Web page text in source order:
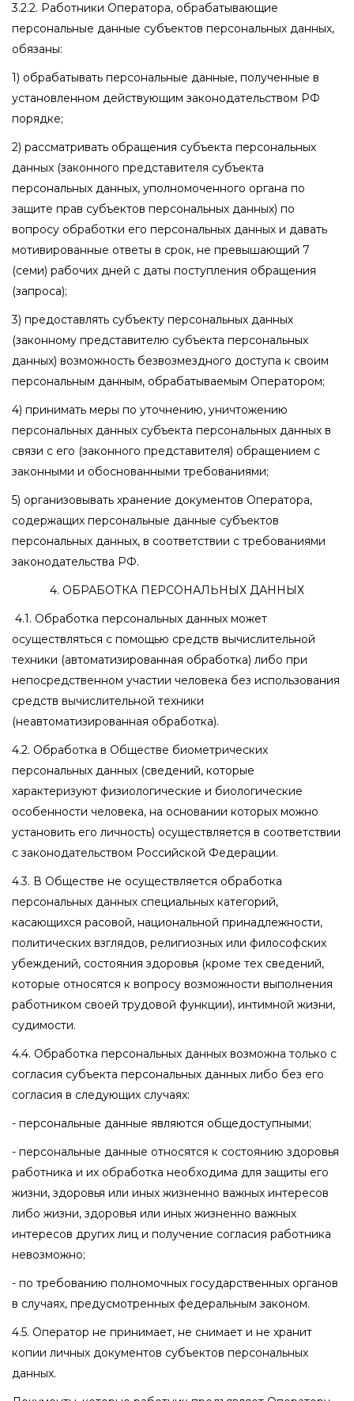
3.2.2. Работники Оператора, обрабатывающие
персональные данные субъектов персональных данных,
обязаны:
1) обрабатывать персональные данные, полученные в
установленном действующим законодательством РФ
порядке;
2) рассматривать обращения субъекта персональных
данных (законного представителя субъекта
персональных данных, уполномоченного органа по
защите прав субъектов персональных данных) по
вопросу обработки его персональных данных и давать
мотивированные ответы в срок, не превышающий 7
(семи) рабочих дней с даты поступления обращения
(запроса);
3) предоставлять субъекту персональных данных
(законному представителю субъекта персональных
данных) возможность безвозмездного доступа к своим
персональным данным, обрабатываемым Оператором;
4) принимать меры по уточнению, уничтожению
персональных данных субъекта персональных данных в
связи с его (законного представителя) обращением с
законными и обоснованными требованиями;
5) организовывать хранение документов Оператора,
содержащих персональные данные субъектов
персональных данных, в соответствии с требованиями
законодательства РФ.
4. ОБРАБОТКА ПЕРСОНАЛЬНЫХ ДАННЫХ
4.1. Обработка персональных данных может
осуществляться с помощью средств вычислительной
техники (автоматизированная обработка) либо при
непосредственном участии человека без использования
средств вычислительной техники
(неавтоматизированная обработка).
4.2. Обработка в Обществе биометрических
персональных данных (сведений, которые
характеризуют физиологические и биологические
особенности человека, на основании которых можно
установить его личность) осуществляется в соответствии
с законодательством Российской Федерации.
4.3. В Обществе не осуществляется обработка
персональных данных специальных категорий,
касающихся расовой, национальной принадлежности,
политических взглядов, религиозных или философских
убеждений, состояния здоровья (кроме тех сведений,
которые относятся к вопросу возможности выполнения
работником своей трудовой функции), интимной жизни,
судимости.
4.4. Обработка персональных данных возможна только с
согласия субъекта персональных данных либо без его
согласия в следующих случаях:
- персональные данные являются общедоступными;
- персональные данные относятся к состоянию здоровья
работника и их обработка необходима для защиты его
жизни, здоровья или иных жизненно важных интересов
либо жизни, здоровья или иных жизненно важных
интересов других лиц и получение согласия работника
невозможно;
- по требованию полномочных государственных органов
в случаях, предусмотренных федеральным законом.
4.5. Оператор не принимает, не снимает и не хранит
копии личных документов субъектов персональных
данных.